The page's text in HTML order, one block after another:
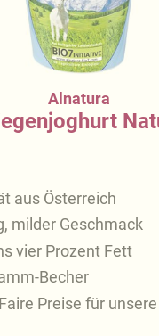
Alnatura
aus Österreich
milder Geschmack
vier Prozent Fett
Becher
Preise für